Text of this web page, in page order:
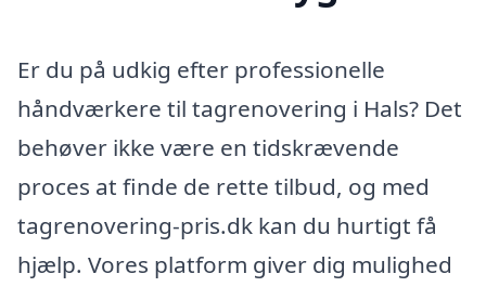
Er du på udkig efter professionelle
håndværkere til tagrenovering i Hals? Det
behøver ikke være en tidskrævende
proces at finde de rette tilbud, og med
tagrenovering-pris.dk kan du hurtigt få
hjælp. Vores platform giver dig mulighed